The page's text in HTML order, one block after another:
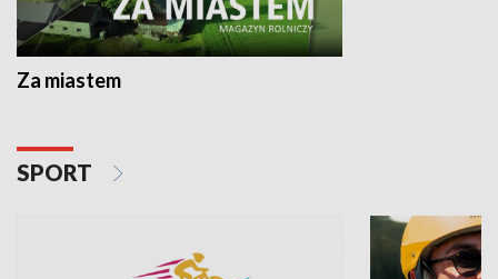
Za miastem
SPORT